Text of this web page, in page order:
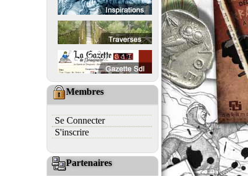
Membres
Se Connecter
S'inscrire
Partenaires